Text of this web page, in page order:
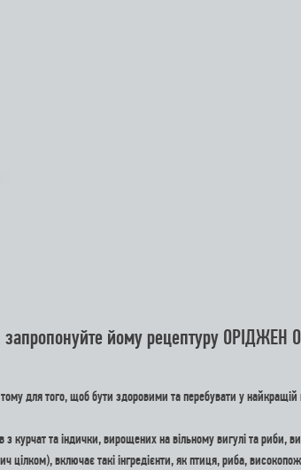
йому рецептуру ОРІДЖЕН
для того, щоб бути здоровими та перебувати у найкращій
курчат та індички, вирощених на вільному вигулі та риби,
включає такі інгредієнти, як птиця, риба,